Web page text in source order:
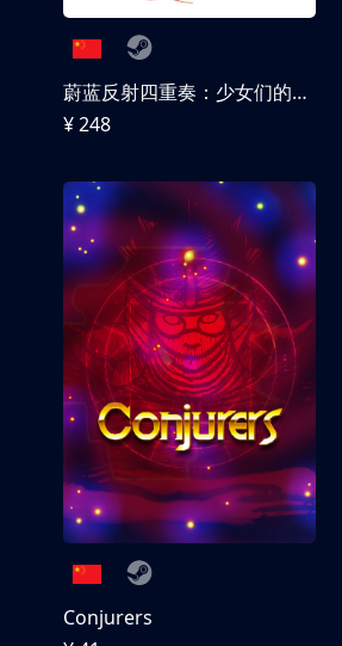
蔚蓝反射四重奏：少女们的奇迹
¥ 248
Conjurers